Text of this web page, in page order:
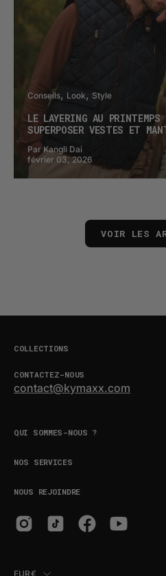
Conseils Look Style
LE LAYERING AU PRINTEMPS
SUPERPOSER VESTES ET
Par Kangli Dai
février 03, 2026
VOIR LES
COLLECTIONS
CONTACTEZ-NOUS
contact@kymaxx.com
QUI SOMMES-NOUS ?
NOS SERVICES
NOUS REJOINDRE
PAYS
EUR€